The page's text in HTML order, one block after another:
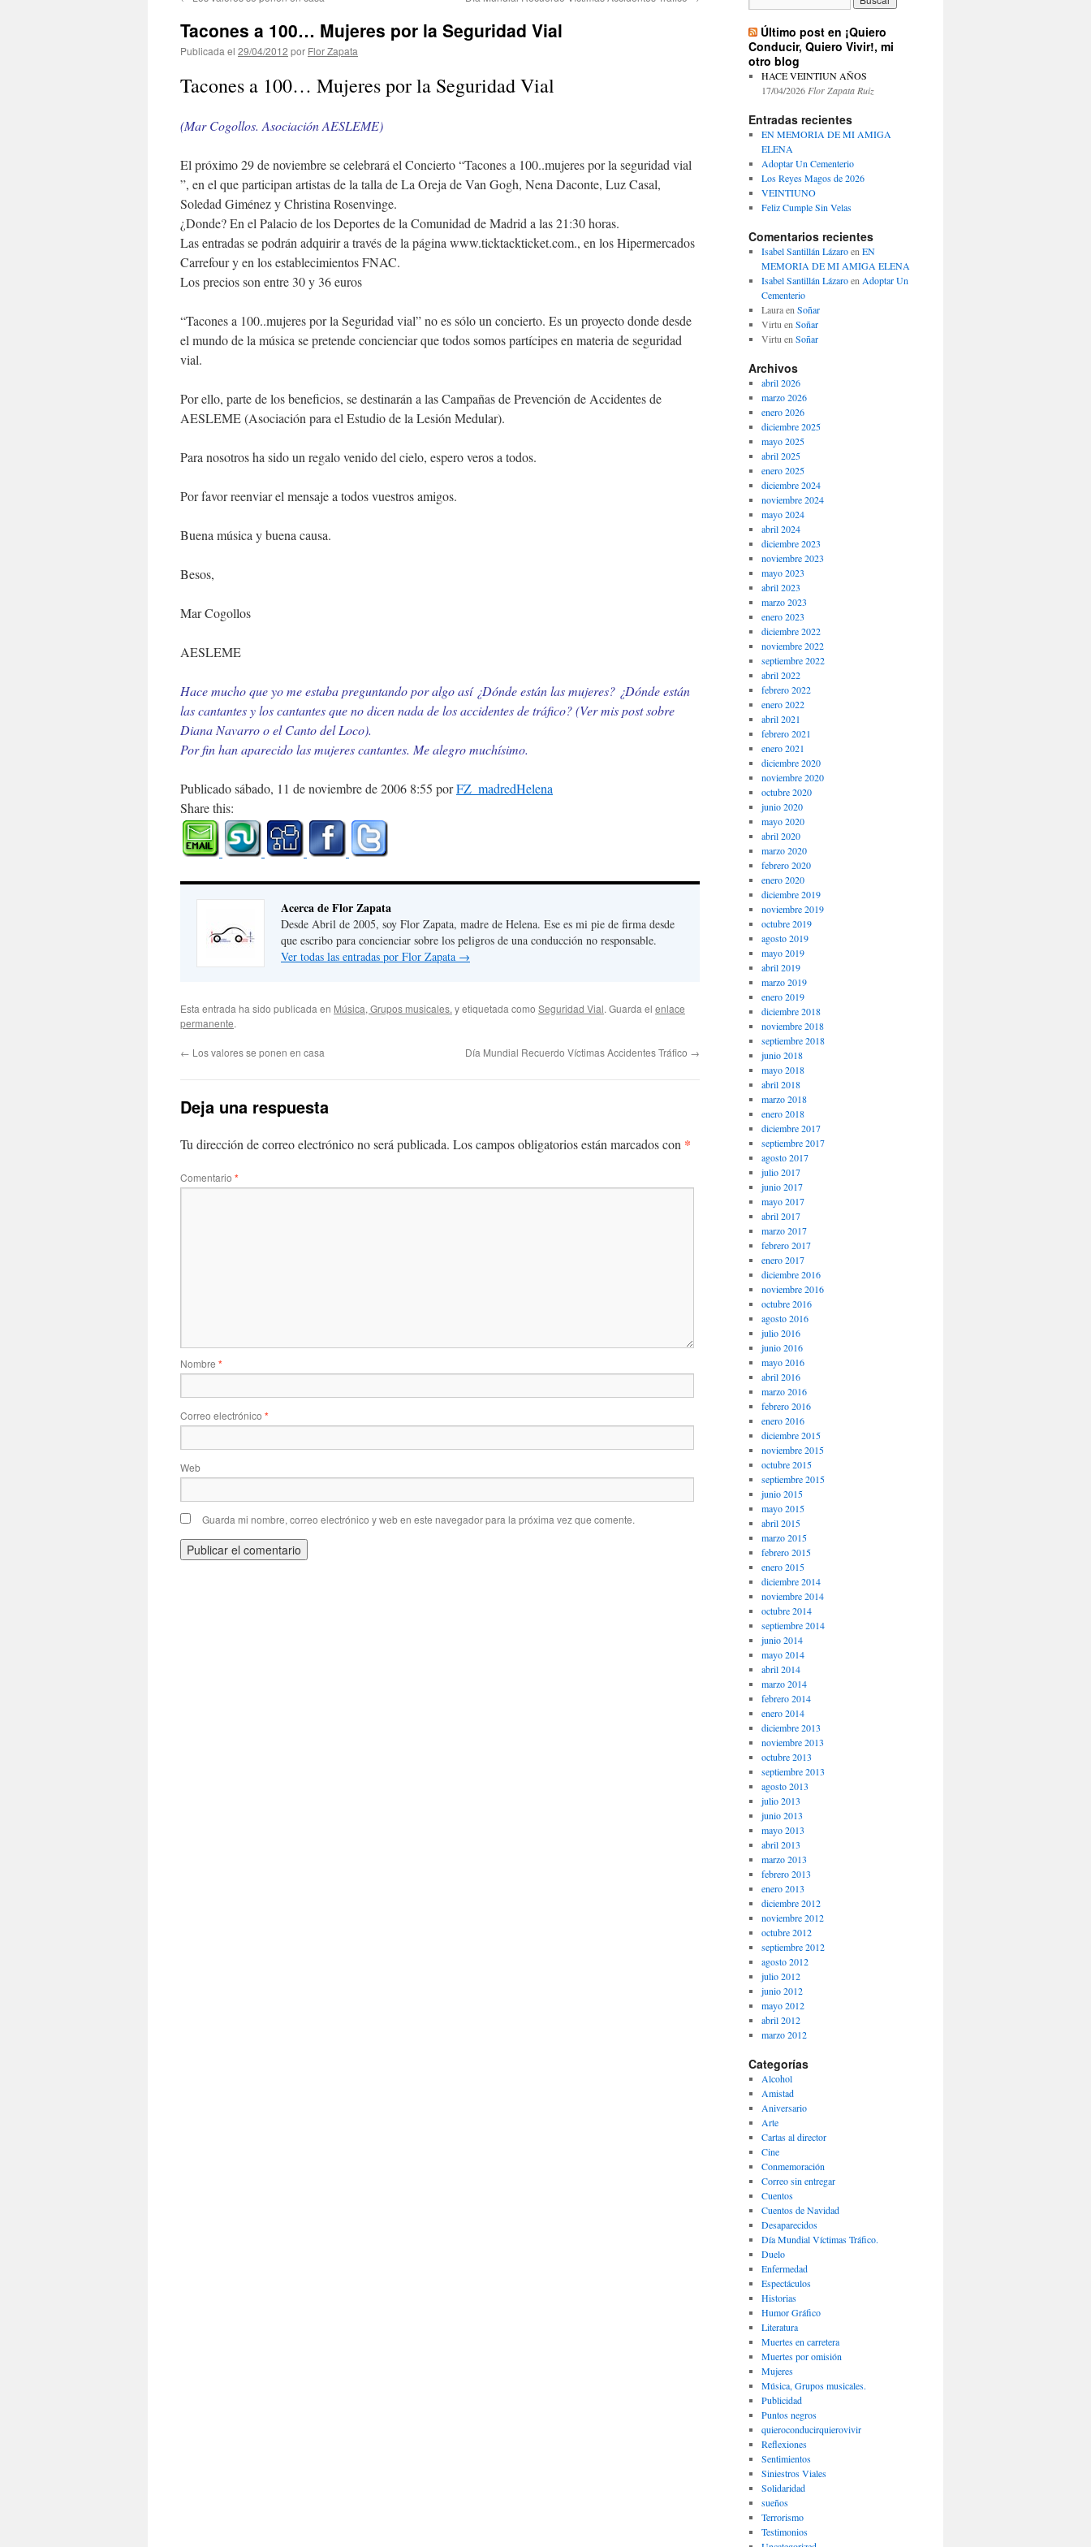
contenido
Tacones a 100… Mujeres por la Seguridad Vial
Publicada el 29/04/2012 por Flor Zapata
Tacones a 100… Mujeres por la Seguridad Vial
(Mar Cogollos. Asociación AESLEME)
El próximo 29 de noviembre se celebrará el Concierto “Tacones a 100..mujeres por la seguridad vial
”, en el que participan artistas de la talla de La Oreja de Van Gogh, Nena Daconte, Luz Casal,
Soledad Giménez y Christina Rosenvinge.
¿Donde? En el Palacio de los Deportes de la Comunidad de Madrid a las 21:30 horas.
Las entradas se podrán adquirir a través de la página www.ticktackticket.com., en los Hipermercados
Carrefour y en los establecimientos FNAC.
Los precios son entre 30 y 36 euros
“Tacones a 100..mujeres por la Seguridad vial” no es sólo un concierto. Es un proyecto donde desde
el mundo de la música se pretende concienciar que todos somos partícipes en materia de seguridad
vial.
Por ello, parte de los beneficios, se destinarán a las Campañas de Prevención de Accidentes de
AESLEME (Asociación para el Estudio de la Lesión Medular).
Para nosotros ha sido un regalo venido del cielo, espero veros a todos.
Por favor reenviar el mensaje a todos vuestros amigos.
Buena música y buena causa.
Besos,
Mar Cogollos
AESLEME
Hace mucho que yo me estaba preguntando por algo así ¿Dónde están las mujeres? ¿Dónde están
las cantantes y los cantantes que no dicen nada de los accidentes de tráfico? (Ver mis post sobre
Diana Navarro o el Canto del Loco).
Por fin han aparecido las mujeres cantantes. Me alegro muchísimo.
Publicado sábado, 11 de noviembre de 2006 8:55 porFZ_madredHelena
Share this:
Acerca de Flor Zapata
Desde Abril de 2005, soy Flor Zapata, madre de Helena. Ese es mi pie de firma desde
que escribo para concienciar sobre los peligros de una conducción no responsable.
Ver todas las entradas por Flor Zapata →
Esta entrada ha sido publicada en Música, Grupos musicales. y etiquetada como Seguridad Vial. Guarda el enlace
permanente.
← Los valores se ponen en casa Día Mundial Recuerdo Víctimas Accidentes Tráfico →
Deja una respuesta
Tu dirección de correo electrónico no será publicada. Los campos obligatorios están marcados con *
Comentario *
Nombre *
Correo electrónico *
Web
Guarda mi nombre, correo electrónico y web en este navegador para la próxima vez que comente.
Último post en ¡Quiero
Conducir, Quiero Vivir!, mi
otro blog
HACE VEINTIUN AÑOS
17/04/2026 Flor Zapata Ruiz
Entradas recientes
EN MEMORIA DE MI AMIGA
ELENA
Adoptar Un Cementerio
Los Reyes Magos de 2026
VEINTIUNO
Feliz Cumple Sin Velas
Comentarios recientes
Isabel Santillán Lázaroen EN
MEMORIA DE MI AMIGA ELENA
Isabel Santillán Lázaroen Adoptar Un
Cementerio
Lauraen Soñar
Virtu en Soñar
Virtu en Soñar
Archivos
abril 2026
marzo 2026
enero 2026
diciembre 2025
mayo 2025
abril 2025
enero 2025
diciembre 2024
noviembre 2024
mayo 2024
abril 2024
diciembre 2023
noviembre 2023
mayo 2023
abril 2023
marzo 2023
enero 2023
diciembre 2022
noviembre 2022
septiembre 2022
abril 2022
febrero 2022
enero 2022
abril 2021
febrero 2021
enero 2021
diciembre 2020
noviembre 2020
octubre 2020
junio 2020
mayo 2020
abril 2020
marzo 2020
febrero 2020
enero 2020
diciembre 2019
noviembre 2019
octubre 2019
agosto 2019
mayo 2019
abril 2019
marzo 2019
enero 2019
diciembre 2018
noviembre 2018
septiembre 2018
junio 2018
mayo 2018
abril 2018
marzo 2018
enero 2018
diciembre 2017
septiembre 2017
agosto 2017
julio 2017
junio 2017
mayo 2017
abril 2017
marzo 2017
febrero 2017
enero 2017
diciembre 2016
noviembre 2016
octubre 2016
agosto 2016
julio 2016
junio 2016
mayo 2016
abril 2016
marzo 2016
febrero 2016
enero 2016
diciembre 2015
noviembre 2015
octubre 2015
septiembre 2015
junio 2015
mayo 2015
abril 2015
marzo 2015
febrero 2015
enero 2015
diciembre 2014
noviembre 2014
octubre 2014
septiembre 2014
junio 2014
mayo 2014
abril 2014
marzo 2014
febrero 2014
enero 2014
diciembre 2013
noviembre 2013
octubre 2013
septiembre 2013
agosto 2013
julio 2013
junio 2013
mayo 2013
abril 2013
marzo 2013
febrero 2013
enero 2013
diciembre 2012
noviembre 2012
octubre 2012
septiembre 2012
agosto 2012
julio 2012
junio 2012
mayo 2012
abril 2012
marzo 2012
Categorías
Alcohol
Amistad
Aniversario
Arte
Cartas al director
Cine
Conmemoración
Correo sin entregar
Cuentos
Cuentos de Navidad
Desaparecidos
Día Mundial Víctimas Tráfico.
Duelo
Enfermedad
Espectáculos
Historias
Humor Gráfico
Literatura
Muertes en carretera
Muertes por omisión
Mujeres
Música, Grupos musicales.
Publicidad
Puntos negros
quieroconducirquierovivir
Reflexiones
Sentimientos
Siniestros Viales
Solidaridad
sueños
Terrorismo
Testimonios